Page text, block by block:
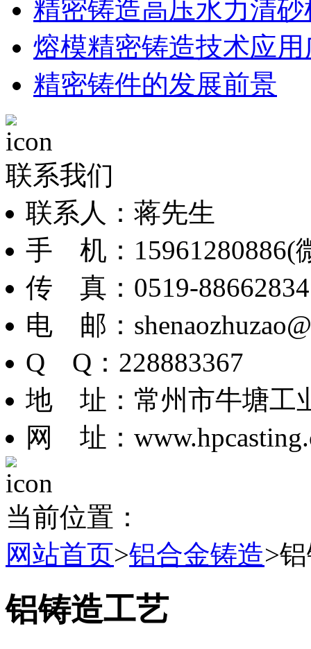
精密铸造高压水力清
熔模精密铸造技术应
精密铸件的发展前景
联系我们
联系人：蒋先生
手 机：15961280886(
传 真：0519-88662834
电 邮：
Q Q：228883367
地 址：常州市牛塘工
网 址：
当前位置：
网站首页>铝合金铸造>
铝铸造工艺